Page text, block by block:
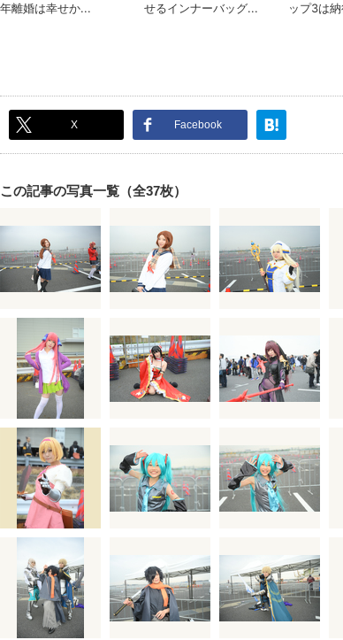
X Facebook
この記事の写真一覧（全37枚）